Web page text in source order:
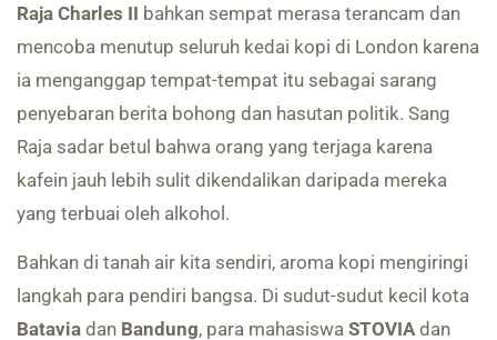
Raja Charles II bahkan sempat merasa terancam dan
mencoba menutup seluruh kedai kopi di London karena
ia menganggap tempat-tempat itu sebagai sarang
penyebaran berita bohong dan hasutan politik. Sang
Raja sadar betul bahwa orang yang terjaga karena
kafein jauh lebih sulit dikendalikan daripada mereka
yang terbuai oleh alkohol.
Bahkan di tanah air kita sendiri, aroma kopi mengiringi
langkah para pendiri bangsa. Di sudut-sudut kecil kota
Batavia dan Bandung, para mahasiswa STOVIAdan